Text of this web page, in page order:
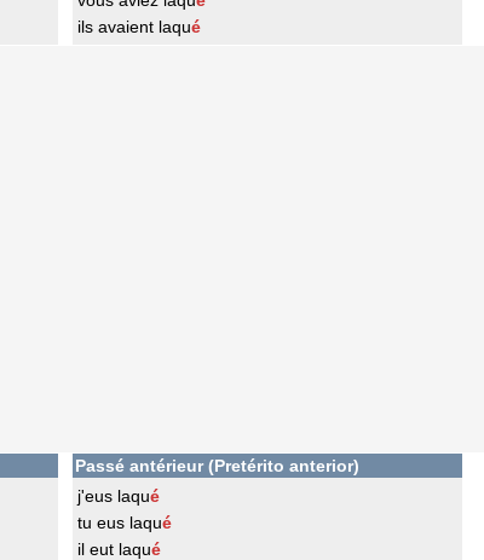
ils avaient laqué
Passé antérieur (Pretérito anterior)
j'eus laqué
tu eus laqué
il eut laqué